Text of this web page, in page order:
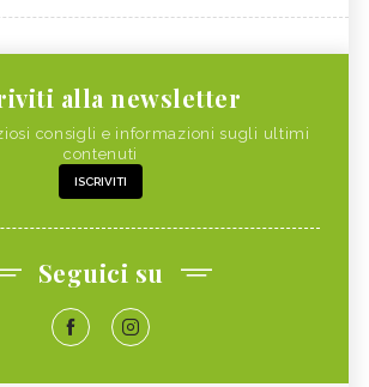
alla newsletter
consigli e informazioni sugli ultimi
contenuti
ISCRIVITI
Seguici su